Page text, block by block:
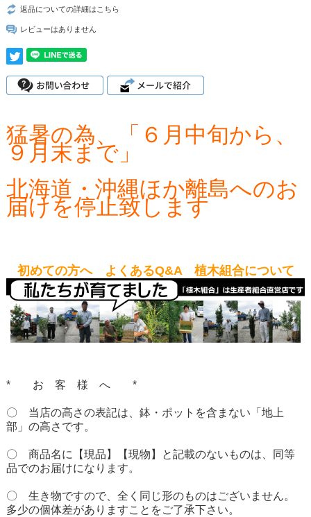
返品についての詳細はこちら
レビューはありません
猛暑の為、「６月中旬から、
９月末まで」
北海道・沖縄ほか離島へのお
届けを停止致します
初めての方へ よくあるQ&A 植木組合について
* お 客 様 へ *
〇 当店の高さの表記は、鉢・ポットを含まない「地上
部」の高さです。
〇 商品名に【現品】【現物】と記載のないものは、同等
品でのお届けになります。
〇 生き物ですので、全く同じ形のものはございません。
多少の個体差がありますことをご了承下さい。